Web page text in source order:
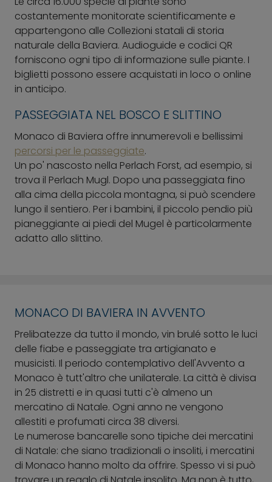
costantemente monitorate scientificamente e
appartengono alle Collezioni statali di storia
naturale della Baviera. Audioguide e codici QR
forniscono ogni tipo di informazione sulle piante. I
biglietti possono essere acquistati in loco o online
in anticipo.
PASSEGGIATA NEL BOSCO E SLITTINO
Monaco di Baviera offre innumerevoli e bellissimi
percorsi per le passeggiate.
Un po' nascosto nella Perlach Forst, ad esempio, si
trova il Perlach Mugl. Dopo una passeggiata fino
alla cima della piccola montagna, si può scendere
lungo il sentiero. Per i bambini, il piccolo pendio più
pianeggiante ai piedi del Mugel è particolarmente
adatto allo slittino.
MONACO DI BAVIERA IN AVVENTO
Prelibatezze da tutto il mondo, vin brulé sotto le luci
delle fiabe e passeggiate tra artigianato e
musicisti. Il periodo contemplativo dell'Avvento a
Monaco è tutt'altro che unilaterale. La città è divisa
in 25 distretti e in quasi tutti c'è almeno un
mercatino di Natale. Ogni anno ne vengono
allestiti e profumati circa 38 diversi.
Le numerose bancarelle sono tipiche dei mercatini
di Natale: che siano tradizionali o insoliti, i mercatini
di Monaco hanno molto da offrire. Spesso vi si può